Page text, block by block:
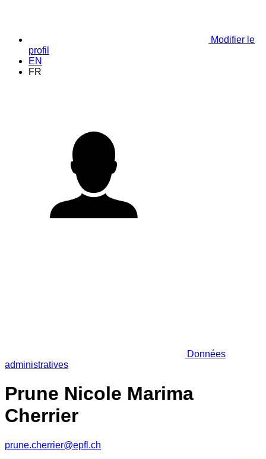
Modifier le
profil
EN
FR
Données
administratives
Prune Nicole Marima
Cherrier
prune.cherrier@epfl.ch